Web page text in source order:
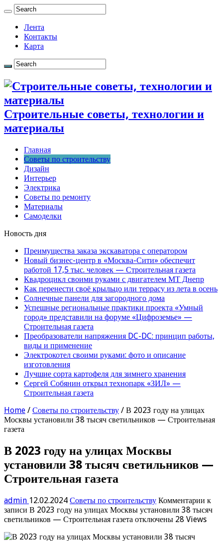
Лента
Контакты
Карта
Строительные советы, технологии и
материалы
Главная
Советы по строительству
Дизайн
Интерьер
Электрика
Советы по ремонту
Материалы
Самоделки
Новость дня
Преимущества заказа экскаватора с оператором
Новый бизнес-центр в «Москва-Сити» обеспечит
работой 17,5 тыс. человек — Строительная газета
Квадроцикл своими руками с двигателем МТ Днепр
Как перенести своё крыльцо или террасу из лета в осень
Солнечные панели для загородного дома
Успешные региональные практики проекта «Умный
город» представили на форуме «Цифроземье» —
Строительная газета
Преобразователи напряжения DC-DC: принцип работы,
виды и применение
Электрокотел своими руками: фото и описание
изготовления
Лучшие сорта картофеля для зимнего хранения
Сергей Собянин открыл технопарк «ЗИЛ» —
Строительная газета
Home / Советы по строительству / В 2023 году на улицах
Москвы установили 38 тысяч светильников — Строительная
газета
В 2023 году на улицах Москвы
установили 38 тысяч светильников —
Строительная газета
admin 12.02.2024 Советы по строительству Комментарии к
записи В 2023 году на улицах Москвы установили 38 тысяч
светильников — Строительная газета отключены 28 Views